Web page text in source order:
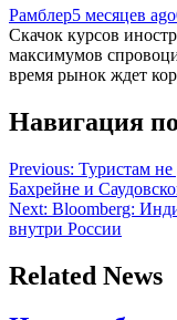
Рамблер5 месяцев ago
Скачок курсов
максимумов
время рынок ждет
Навигация
Previous: Туристам не
Бахрейне и
Next: Bloomberg:
внутри России
Related News